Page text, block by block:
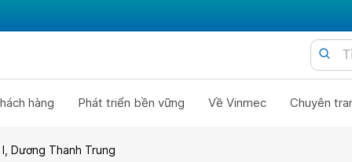
hàng Phát triển bền vững Về Vinmec Chuyên
Dương Thanh Trung